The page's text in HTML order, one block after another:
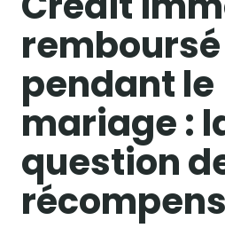
remboursé
pendant le
mariage :
question